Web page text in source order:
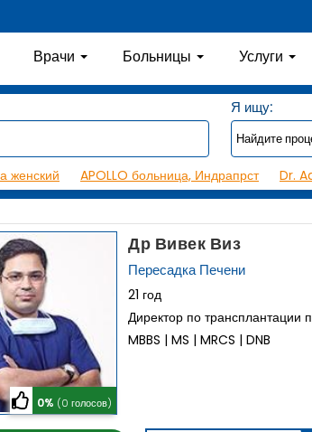
Врачи Больницы Услуги
Я ищу:
женский APOLLO больница, Индрапрст
Dr.
0% (0 голосов)
Др Вивек Виз
Пересадка Печени
21 год
Директор по трансплантации
MBBS | MS | MRCS | DNB